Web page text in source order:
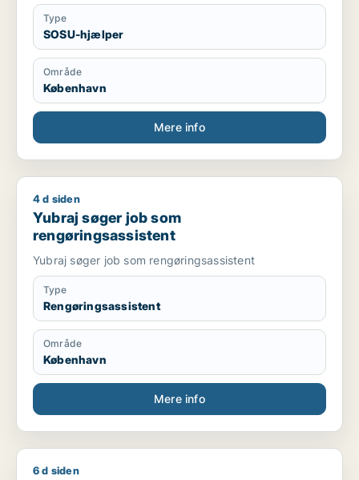
Taastrup Kommune, hvor jeg har erfaring med
personlig pleje, praktisk hjælp, observation,
dokumentation i CURA samt samarbejde med kolleger
og pårørende. Jeg er ansvarsbevidst, mødestabil og
arbejder med respekt og empati for den enkelte
borger. Jeg søger en fast stilling på 37 timer om ugen,
hvor jeg kan udvikle mine kompetencer og bidrage
med høj faglighed og omsorg. Jeg er fleksibel.Jeg
ønsker en langsigtet ansættelse og ser frem til at
bidrage positivt til arbejdspladsen.
Type
SOSU-hjælper
Område
København
Mere info
Yubraj søger job som rengøringsassistent
4 d siden
Yubraj søger job som
rengøringsassistent
Yubraj søger job som rengøringsassistent
Type
Rengøringsassistent
Område
København
Mere info
Milan søger job som lagermedarbejder /
6 d siden